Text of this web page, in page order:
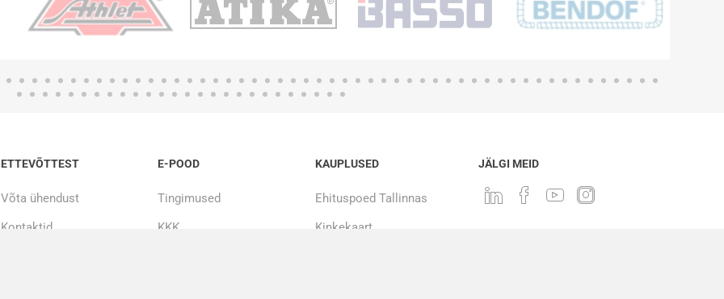
ETTEVÕTTEST
Võta ühendust
Kontaktid
E-POOD
Tingimused
KKK
KAUPLUSED
Ehituspoed Tallinnas
Kinkekaart
JÄLGI MEID